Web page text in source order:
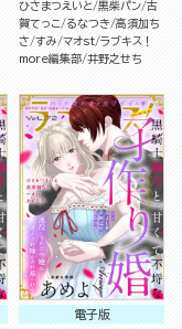
ひさまつえいと 黒柴パン 古
賀てっこ
るなつき 高須加ち
さ すみ マオst ラブキス！
more編集部 井野之せち
電子版